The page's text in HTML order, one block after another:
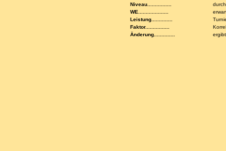
Niveau................
WE....................
Leistung..............
Faktor................
Änderung..............